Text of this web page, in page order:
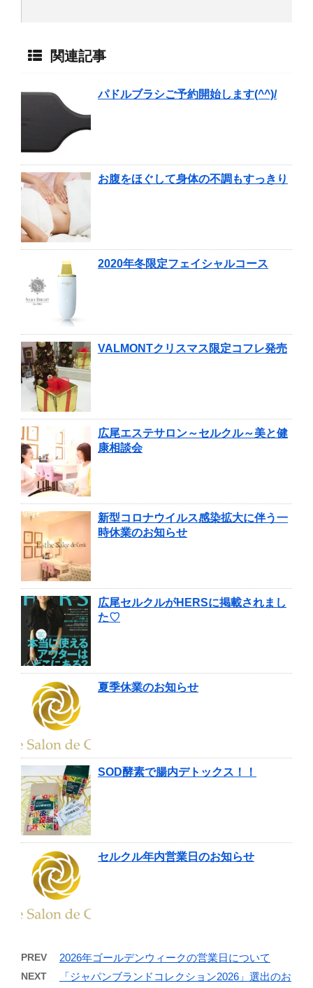
関連記事
パドルブラシご予約開始します(^^)/
お腹をほぐして身体の不調もすっきり
2020年冬限定フェイシャルコース
VALMONTクリスマス限定コフレ発売
広尾エステサロン～セルクル～美と健
康相談会
新型コロナウイルス感染拡大に伴う一
時休業のお知らせ
広尾セルクルがHERSに掲載されまし
た♡
夏季休業のお知らせ
SOD酵素で腸内デトックス！！
セルクル年内営業日のお知らせ
PREV 2026年ゴールデンウィークの営業日について
NEXT
「ジャパンブランドコレクション2026」選出のお